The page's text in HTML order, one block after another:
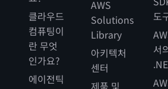
클라우드
컴퓨팅이
란 무엇
인가요?
에이전틱
AWS
Solutions
Library
아키텍처
센터
제품 및
도
서